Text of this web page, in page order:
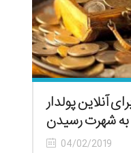
آنلاین پولدار
شهرت رسیدن
04/02/2019